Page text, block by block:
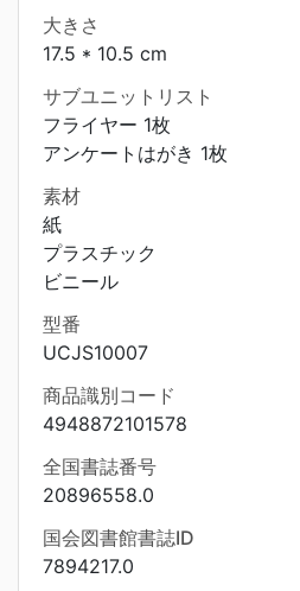
大きさ
17.5 * 10.5 cm
サブユニットリスト
フライヤー 1枚
アンケートはがき 1枚
素材
紙
プラスチック
ビニール
型番
UCJS10007
商品識別コード
4948872101578
全国書誌番号
20896558.0
国会図書館書誌ID
7894217.0